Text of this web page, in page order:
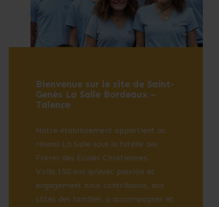
Bienvenue sur le site de Saint-
Genès La Salle Bordeaux –
Talence
Notre établissement appartient au
réseau La Salle sous la tutelle des
Frères des Ecoles Chrétiennes.
Voilà 150 ans qu’avec passion et
engagement nous contribuons, aux
côtés des familles, à accompagner et